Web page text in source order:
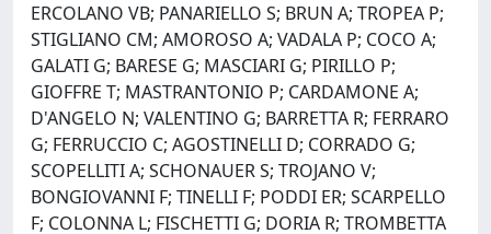
ERCOLANO VB; PANARIELLO S; BRUN A; TROPEA P;
STIGLIANO CM; AMOROSO A; VADALA P; COCO A;
GALATI G; BARESE G; MASCIARI G; PIRILLO P;
GIOFFRE T; MASTRANTONIO P; CARDAMONE A;
D'ANGELO N; VALENTINO G; BARRETTA R; FERRARO
G; FERRUCCIO C; AGOSTINELLI D; CORRADO G;
SCOPELLITI A; SCHONAUER S; TROJANO V;
BONGIOVANNI F; TINELLI F; PODDI ER; SCARPELLO
F; COLONNA L; FISCHETTI G; DORIA R; TROMBETTA